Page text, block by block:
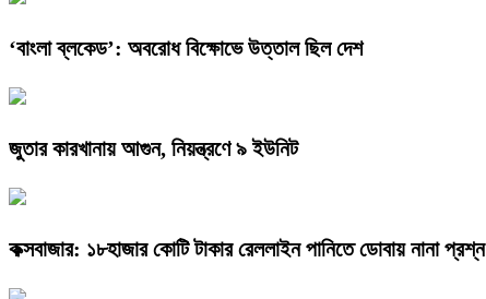
‘বাংলা ব্লকেড’: অবরোধ বিক্ষোভে উত্তাল ছিল দেশ
জুতার কারখানায় আগুন, নিয়ন্ত্রণে ৯ ইউনিট
কক্সবাজার: ১৮হাজার কোটি টাকার রেললাইন পানিতে ডোবায় নানা প্রশ্ন